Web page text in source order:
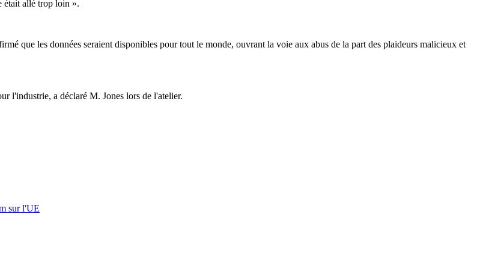
était allé trop loin ».
que les données seraient disponibles pour tout le monde, ouvrant la voie aux abus de la part des plaideurs malicieux et
l'industrie, a déclaré M. Jones lors de l'atelier.
sur l'UE